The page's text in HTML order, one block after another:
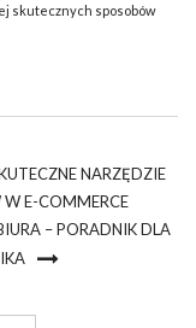
skutecznych sposobów
NARZĘDZIE
E-COMMERCE
– PORADNIK DLA